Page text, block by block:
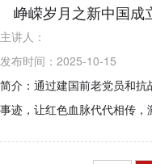
峥嵘岁月之新中国
主讲人：
发布时间：2025-10-15
简介：通过建国前老党员和
事迹，让红色血脉代代相传